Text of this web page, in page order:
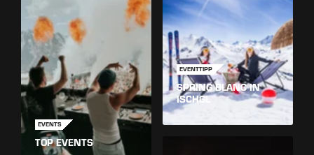
EVENTS
TOP EVENTS
EVENTTIPP
SPRING BLANC IN
ISCHGL